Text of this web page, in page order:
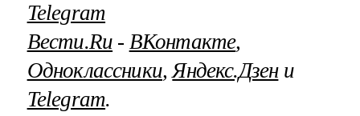
Telegram
Вести.Ru ‐ ВКонтакте,
Одноклассники,Яндекс.Дзени
Telegram.